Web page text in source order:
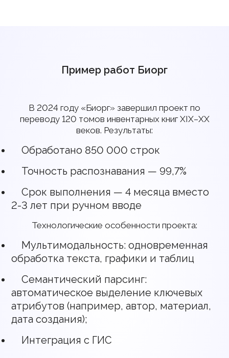
Пример работ Биорг
В 2024 году «Биорг» завершил проект по
переводу 120 томов инвентарных книг XIX–XX
веков. Результаты:
Обработано 850 000 строк
Точность распознавания — 99,7%
Срок выполнения — 4 месяца вместо
2-3 лет при ручном вводе
Технологические особенности проекта:
Мультимодальность: одновременная
обработка текста, графики и таблиц
Семантический парсинг:
автоматическое выделение ключевых
атрибутов (например, автор, материал,
дата создания);
Интеграция с ГИС